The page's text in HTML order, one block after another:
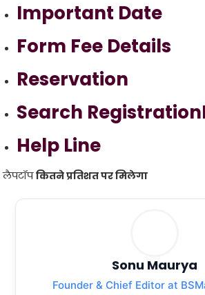
Important Date
Form Fee Details
Reservation
Search
Help Line
लैपटॉपकितने प्रतिशत पर मिलेगा
Sonu Maurya
Founder & Chief Editor at